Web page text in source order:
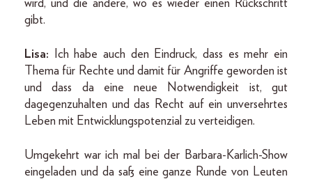
wird, und die andere, wo es wieder einen Rückschritt
gibt.
Lisa:
Ich habe auch den Eindruck, dass es mehr ein
Thema für Rechte und damit für Angriffe geworden ist
und dass da eine neue Notwendigkeit ist, gut
dagegenzuhalten und das Recht auf ein unversehrtes
Leben mit Entwicklungspotenzial zu verteidigen.
Umgekehrt war ich mal bei der Barbara-Karlich-Show
eingeladen und da saß eine ganze Runde von Leuten